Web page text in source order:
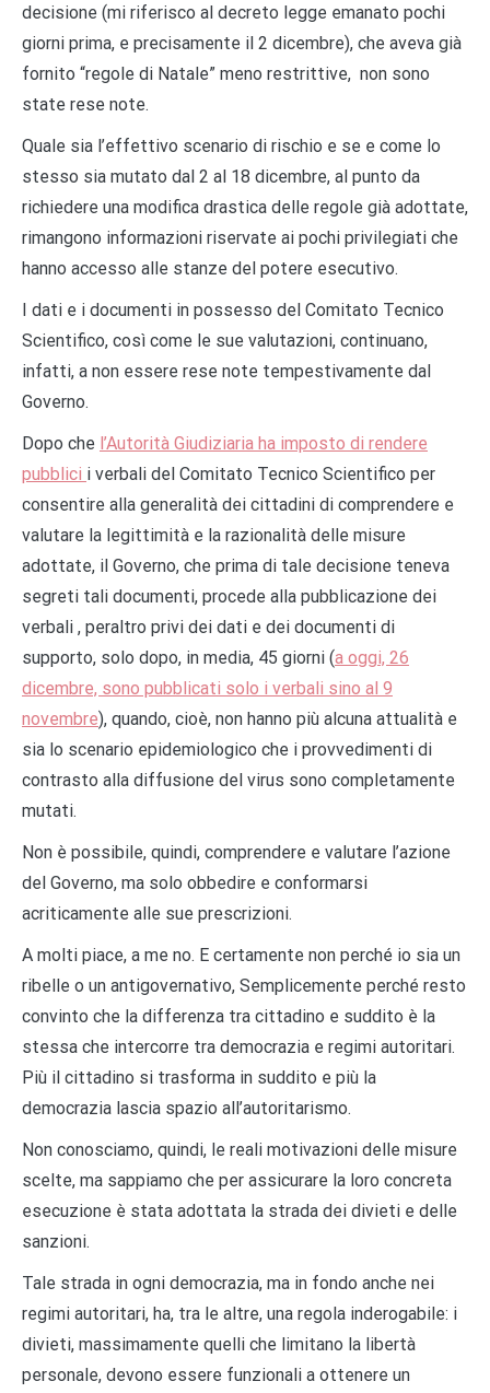
decisione (mi riferisco al decreto legge emanato pochi
giorni prima, e precisamente il 2 dicembre), che aveva già
fornito “regole di Natale” meno restrittive, non sono
state rese note.
Quale sia l’effettivo scenario di rischio e se e come lo
stesso sia mutato dal 2 al 18 dicembre, al punto da
richiedere una modifica drastica delle regole già adottate,
rimangono informazioni riservate ai pochi privilegiati che
hanno accesso alle stanze del potere esecutivo.
I dati e i documenti in possesso del Comitato Tecnico
Scientifico, così come le sue valutazioni, continuano,
infatti, a non essere rese note tempestivamente dal
Governo.
Dopo che l’Autorità Giudiziaria ha imposto di rendere
pubblici i verbali del Comitato Tecnico Scientifico per
consentire alla generalità dei cittadini di comprendere e
valutare la legittimità e la razionalità delle misure
adottate, il Governo, che prima di tale decisione teneva
segreti tali documenti, procede alla pubblicazione dei
verbali , peraltro privi dei dati e dei documenti di
supporto, solo dopo, in media, 45 giorni (a oggi, 26
dicembre, sono pubblicati solo i verbali sino al 9
novembre), quando, cioè, non hanno più alcuna attualità e
sia lo scenario epidemiologico che i provvedimenti di
contrasto alla diffusione del virus sono completamente
mutati.
Non è possibile, quindi, comprendere e valutare l’azione
del Governo, ma solo obbedire e conformarsi
acriticamente alle sue prescrizioni.
A molti piace, a me no. E certamente non perché io sia un
ribelle o un antigovernativo, Semplicemente perché resto
convinto che la differenza tra cittadino e suddito è la
stessa che intercorre tra democrazia e regimi autoritari.
Più il cittadino si trasforma in suddito e più la
democrazia lascia spazio all’autoritarismo.
Non conosciamo, quindi, le reali motivazioni delle misure
scelte, ma sappiamo che per assicurare la loro concreta
esecuzione è stata adottata la strada dei divieti e delle
sanzioni.
Tale strada in ogni democrazia, ma in fondo anche nei
regimi autoritari, ha, tra le altre, una regola inderogabile: i
divieti, massimamente quelli che limitano la libertà
personale, devono essere funzionali a ottenere un